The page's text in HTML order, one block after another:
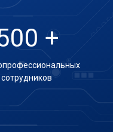
+
сотрудников